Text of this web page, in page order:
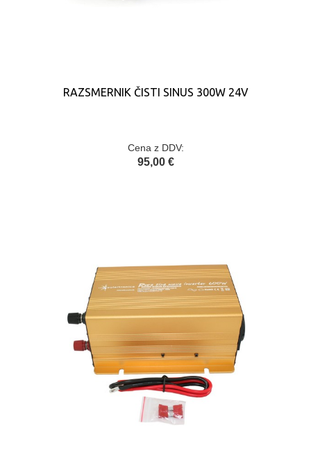
RAZSMERNIK ČISTI SINUS 300W 24V
Cena z DDV:
95,00 €